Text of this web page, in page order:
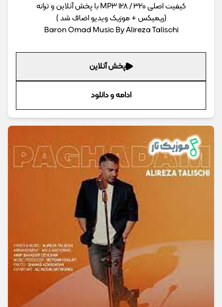
کیفیت اصلی 320 / 128 MP3 با پخش آنلاین و ترانه
(ریمیکس + موزیک ویدیو اضاف شد )
Baron Omad Music By Alireza Talischi
پخش آنلاین
ادامه و دانلود